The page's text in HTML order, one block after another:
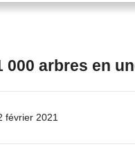
arbres en
février 2021